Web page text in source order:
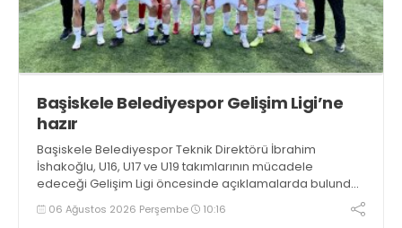
Başiskele Belediyespor Gelişim Ligi’ne
hazır
Başiskele Belediyespor Teknik Direktörü İbrahim
İshakoğlu, U16, U17 ve U19 takımlarının mücadele
edeceği Gelişim Ligi öncesinde açıklamalarda bulundu.
Genç oyuncuların gelişimine dikkat çeken İshakoğlu,
hedeflerinin sadece sonuç almak değil, Türk futboluna
06 Ağustos 2026 Perşembe 10:16